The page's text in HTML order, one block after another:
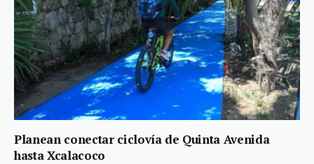
Planean conectar ciclovía de Quinta Avenida
hasta Xcalacoco